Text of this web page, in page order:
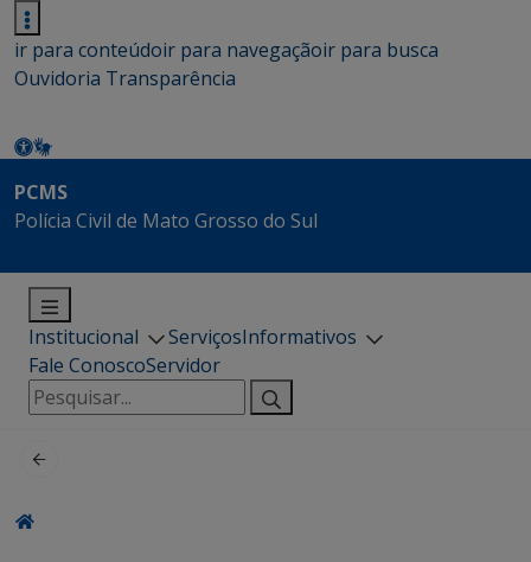
ir para conteúdoir para navegaçãoir para busca
Ouvidoria Transparência
PCMS
Polícia Civil de Mato Grosso do Sul
Institucional ServiçosInformativos
Fale ConoscoServidor
Pesquisar
por: